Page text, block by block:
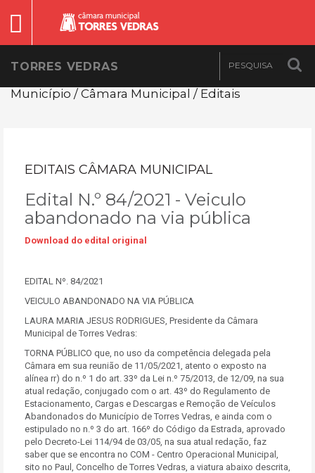
TORRES VEDRAS
Município / Câmara Municipal / Editais
EDITAIS CÂMARA MUNICIPAL
Edital N.º 84/2021 - Veiculo
abandonado na via pública
Download do edital original
EDITAL Nº. 84/2021
VEICULO ABANDONADO NA VIA PÚBLICA
LAURA MARIA JESUS RODRIGUES, Presidente da Câmara
Municipal de Torres Vedras:
TORNA PÚBLICO que, no uso da competência delegada pela
Câmara em sua reunião de 11/05/2021, atento o exposto na
alínea rr) do n.º 1 do art. 33º da Lei n.º 75/2013, de 12/09, na sua
atual redação, conjugado com o art. 43º do Regulamento de
Estacionamento, Cargas e Descargas e Remoção de Veículos
Abandonados do Município de Torres Vedras, e ainda com o
estipulado no n.º 3 do art. 166º do Código da Estrada, aprovado
pelo Decreto-Lei 114/94 de 03/05, na sua atual redação, faz
saber que se encontra no COM - Centro Operacional Municipal,
sito no Paul, Concelho de Torres Vedras, a viatura abaixo descrita,